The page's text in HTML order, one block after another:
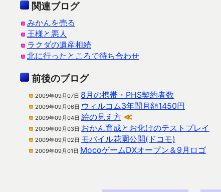
関連ブログ
みかんを売る
王様と悪人
ラクダの遺産相続
北に行ったところで待ち合わせ
前後のブログ
2009年09月07日 8月の携帯・PHS契約者数
2009年09月06日 ウィルコム3年間月額1450円
2009年09月04日 絵の見え方 ≪
2009年09月03日 おかん育成とお化けのテストプレイ
2009年09月02日 モバイル花園公開(ドコモ)
2009年09月01日 MocoゲームDXオープン＆9月ロゴ